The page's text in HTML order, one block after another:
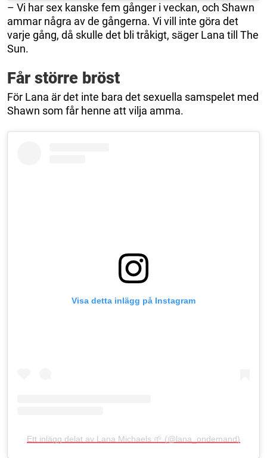
– Vi har sex kanske fem gånger i veckan, och Shawn
ammar några av de gångerna. Vi vill inte göra det
varje gång, då skulle det bli tråkigt, säger Lana till The
Sun.
Får större bröst
För Lana är det inte bara det sexuella samspelet med
Shawn som får henne att vilja amma.
Visa detta inlägg på Instagram
Ett inlägg delat av Lana Michaels 🌱 (@lana_ondemand)